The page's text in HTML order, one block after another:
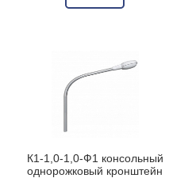
К1-1,0-1,0-Ф1 консольный
однорожковый кронштейн